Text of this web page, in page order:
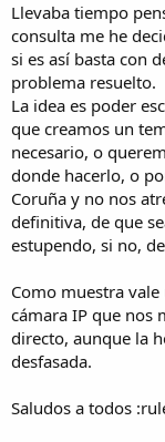
Llevaba tiempo
consulta me he
si es así basta con
problema resuelto.
La idea es poder
que creamos un
necesario, o
donde hacerlo, o
Coruña y no nos
definitiva, de que
estupendo, si no,
Como muestra
cámara IP que nos
directo, aunque la
desfasada.
Saludos a todos